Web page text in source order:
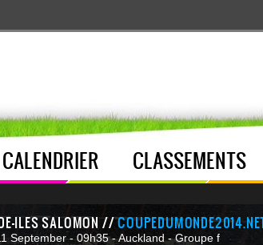
CALENDRIER CLASSEMENTS
ILES SALOMON //
September - 09h35 - Auckland - Groupe f